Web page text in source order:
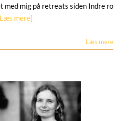
med mig på retreats siden Indre ro
mere]
Læs mere